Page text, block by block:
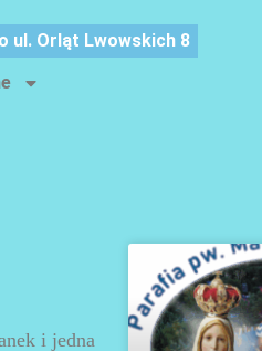
ul. Orląt Lwowskich 8
i jedna